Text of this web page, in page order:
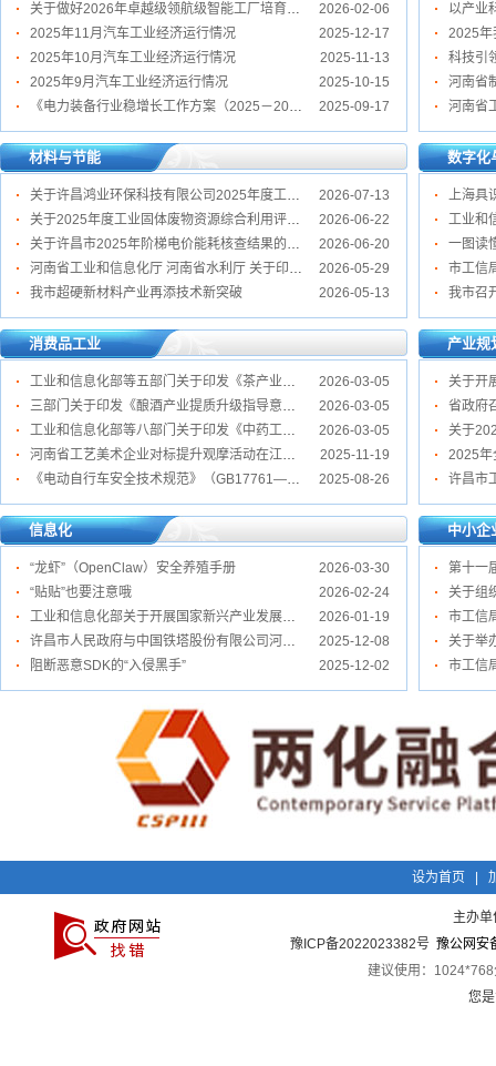
关于做好2026年卓越级领航级智能工厂培育的通知
2026-02-06
2025年11月汽车工业经济运行情况
2025-12-17
2025年10月汽车工业经济运行情况
2025-11-13
2025年9月汽车工业经济运行情况
2025-10-15
《电力装备行业稳增长工作方案（2025－2026年）》解读
2025-09-17
材料与节能
关于许昌鸿业环保科技有限公司2025年度工业固体废物资源综合利用评价报告项目的公示
2026-07-13
关于2025年度工业固体废物资源综合利用评价报告项目的公示
2026-06-22
关于许昌市2025年阶梯电价能耗核查结果的公示
2026-06-20
河南省工业和信息化厅 河南省水利厅 关于印发钢铁产业水效提升技术改造指南等6个水效提升技术改造指南的通知
2026-05-29
我市超硬新材料产业再添技术新突破
2026-05-13
消费品工业
工业和信息化部等五部门关于印发《茶产业提质升级指导意见（2026—2030年）》的通知
2026-03-05
三部门关于印发《酿酒产业提质升级指导意见（2026—2030年）》的通知
2026-03-05
工业和信息化部等八部门关于印发《中药工业高质量发展实施方案（2026—2030年）》的通知
2026-03-05
河南省工艺美术企业对标提升观摩活动在江西景德镇成功举办
2025-11-19
《电动自行车安全技术规范》（GB17761—2024）一图读懂
2025-08-26
信息化
“龙虾”（OpenClaw）安全养殖手册
2026-03-30
“贴贴”也要注意哦
2026-02-24
工业和信息化部关于开展国家新兴产业发展示范基地创建活动的通知
2026-01-19
许昌市人民政府与中国铁塔股份有限公司河南省分公司签署战略合作协议
2025-12-08
阻断恶意SDK的“入侵黑手”
2025-12-02
以产业
科技引
河南省
数字化
产业规
省政府
中小企
设为首页
主办
豫ICP备2022023382号 豫公网安
建议使用：
您